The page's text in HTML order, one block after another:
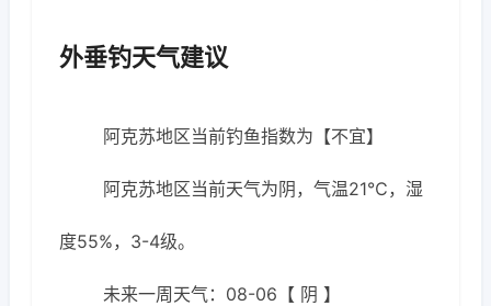
外垂钓天气建议
阿克苏地区当前钓鱼指数为【不宜】
阿克苏地区当前天气为阴，气温21℃，湿
度55%，3-4级。
未来一周天气：08-06【 阴 】